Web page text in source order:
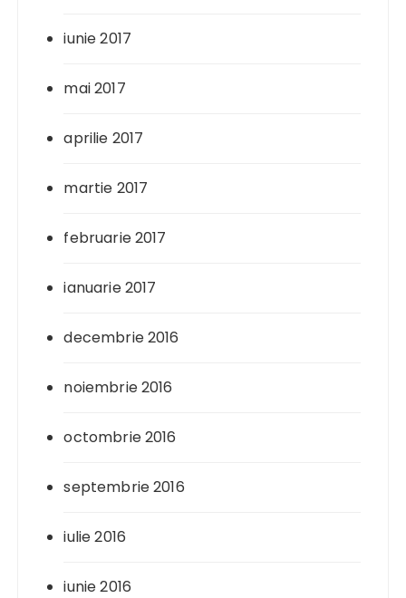
iunie 2017
mai 2017
aprilie 2017
martie 2017
februarie 2017
ianuarie 2017
decembrie 2016
noiembrie 2016
octombrie 2016
septembrie 2016
iulie 2016
iunie 2016